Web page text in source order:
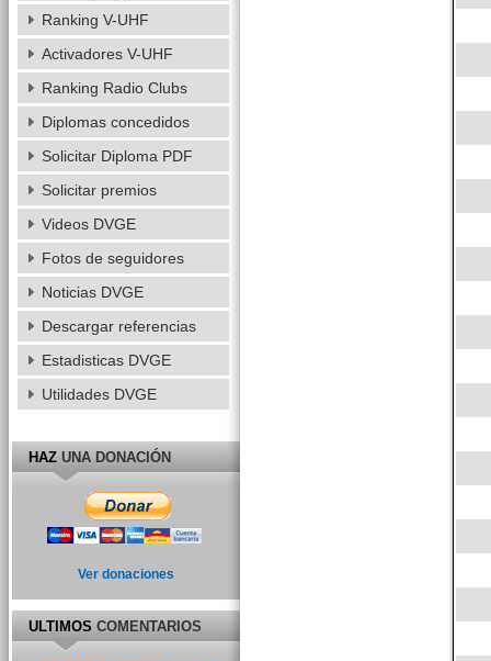
Ranking V-UHF
Activadores V-UHF
Ranking Radio Clubs
Diplomas concedidos
Solicitar Diploma PDF
Solicitar premios
Videos DVGE
Fotos de seguidores
Noticias DVGE
Descargar referencias
Estadisticas DVGE
Utilidades DVGE
HAZUNA DONACIÓN
Ver donaciones
ULTIMOSCOMENTARIOS